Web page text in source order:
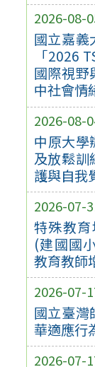
2026-08-
國立嘉義
「2026
國際視野
中社會情
2026-08-
中原大學
及放鬆訓
護與自我
2026-07-
特殊教
(建國國
教育教師
2026-07-
國立臺灣
華適應行
2026-07-